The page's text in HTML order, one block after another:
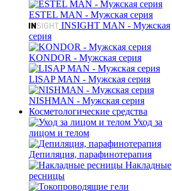
ESTEL MAN - Мужская серия
INSIGHT MAN - Мужская
серия
KONDOR - Мужская серия
LISAP MAN - Мужская серия
NISHMAN - Мужская серия
Косметологические средства
Уход за
лицом и телом
Депиляция, парафинотерапия
Накладные
ресницы